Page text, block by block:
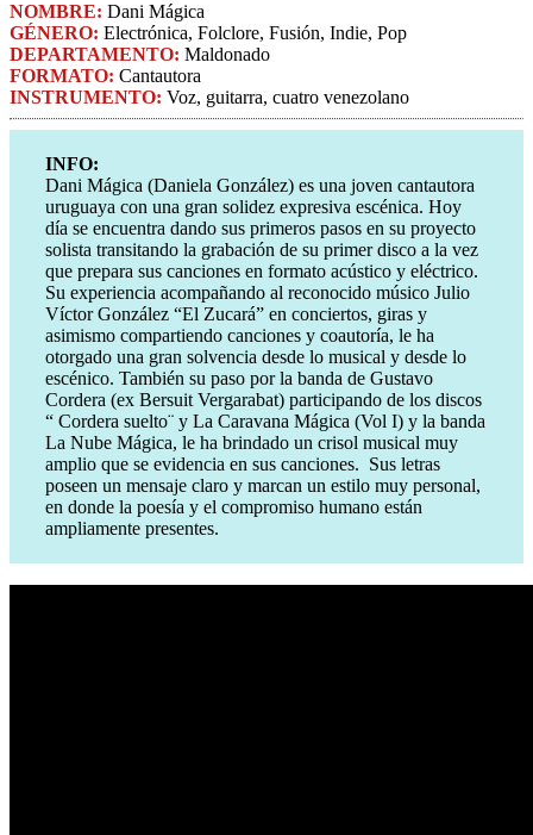
NOMBRE: Dani Mágica
GÉNERO: Electrónica, Folclore, Fusión, Indie​, Pop
DEPARTAMENTO: Maldonado
FORMATO: Cantautora
INSTRUMENTO: Voz, guitarra, cuatro venezolano
INFO:
Dani Mágica (Daniela González) es una joven cantautora
uruguaya con una gran solidez expresiva escénica. Hoy
día se encuentra dando sus primeros pasos en su proyecto
solista transitando la grabación de su primer disco a la vez
que prepara sus canciones en formato acústico y eléctrico.
Su experiencia acompañando al reconocido músico Julio
Víctor González “El Zucará” en conciertos, giras y
asimismo compartiendo canciones y coautoría, le ha
otorgado una gran solvencia desde lo musical y desde lo
escénico. También su paso por la banda de Gustavo
Cordera (ex Bersuit Vergarabat) ​participando de los discos
“ Cordera suelto¨ y La Caravana Mágica (Vol I) y la banda
La Nube Mágica, le ha brindado un crisol musical muy
amplio que se evidencia en sus canciones. Sus letras
poseen un mensaje claro y marcan un estilo muy personal,
en donde la poesía y el compromiso humano están
ampliamente presentes.